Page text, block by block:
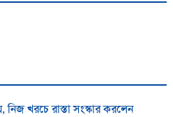
নিজ খরচে রাস্তা সংস্কার করলেন